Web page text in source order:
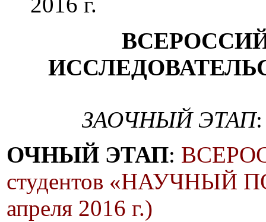
ЗАОЧНЫЙ ЭТАП
ОЧНЫЙ ЭТАП:
студентов «НАУЧНЫЙ
апреля 2016 г.)